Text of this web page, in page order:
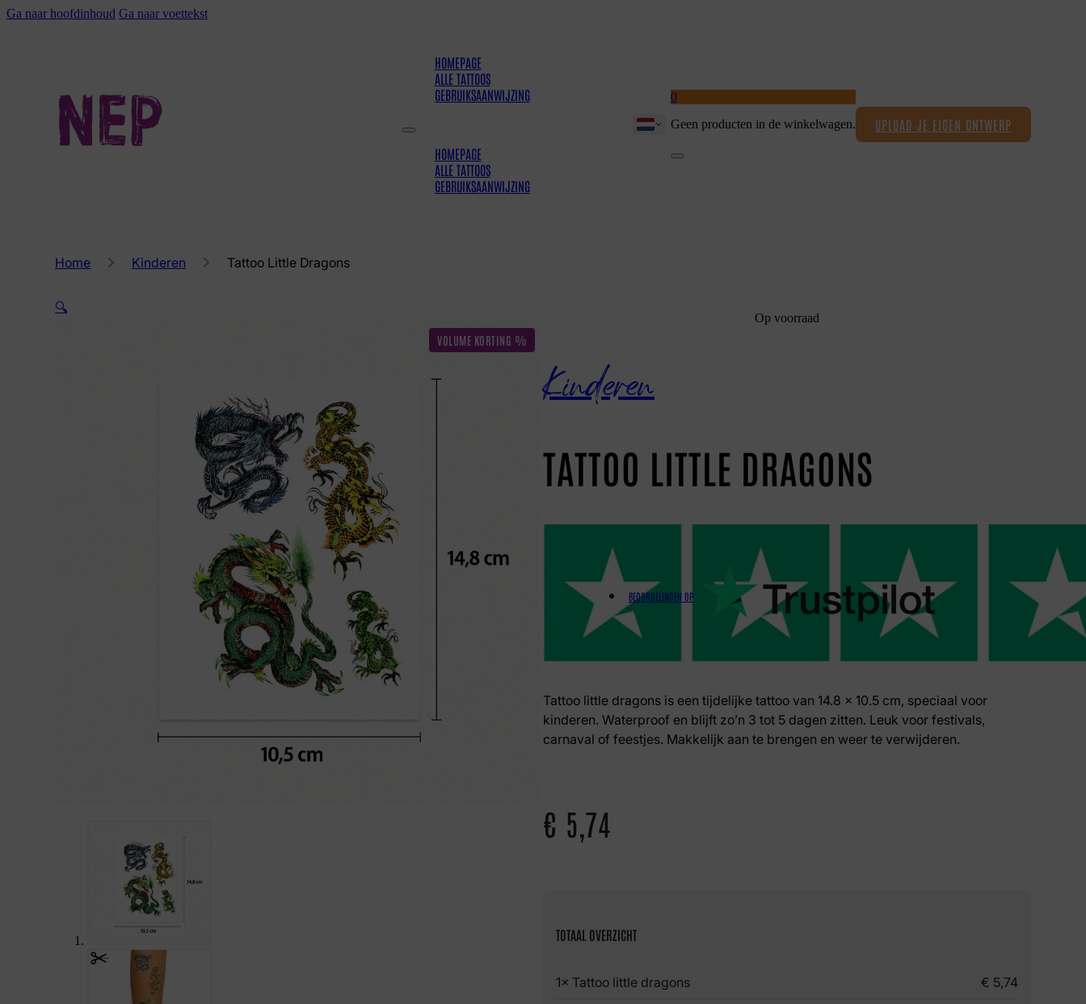
Ga naar hoofdinhoud Ga naar voettekst
HOMEPAGE
ALLE TATTOOS
GEBRUIKSAANWIJZING
HOMEPAGE
ALLE TATTOOS
GEBRUIKSAANWIJZING
0
Geen producten in de winkelwagen.
UPLOAD JE EIGEN ONTWERP
Home Kinderen Tattoo Little Dragons
🔍
Op voorraad
Kinderen
TATTOO LITTLE DRAGONS
BEOORDELINGEN OP
Tattoo little dragons is een tijdelijke tattoo van 14.8 x 10.5 cm, speciaal voor
kinderen. Waterproof en blijft zo’n 3 tot 5 dagen zitten. Leuk voor festivals,
carnaval of feestjes. Makkelijk aan te brengen en weer te verwijderen.
€ 5,74
TOTAAL OVERZICHT
1× Tattoo little dragons € 5,74